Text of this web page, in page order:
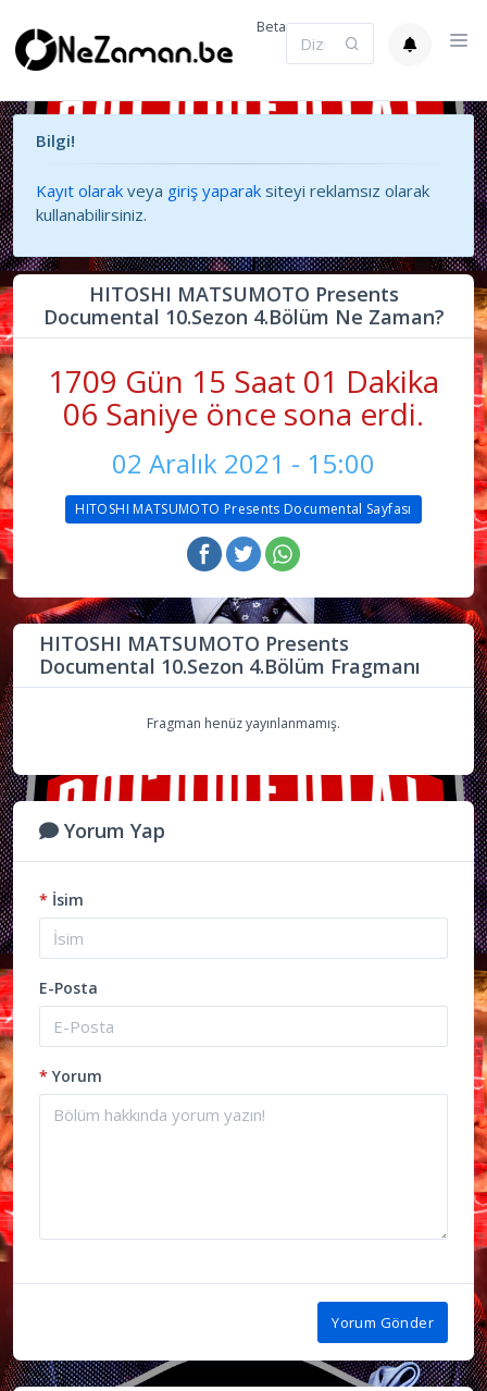
Beta
Bilgi!
Kayıt olarak veya giriş yaparak siteyi reklamsız olarak
kullanabilirsiniz.
HITOSHI MATSUMOTO Presents
Documental 10.Sezon 4.Bölüm Ne Zaman?
1709 Gün 15 Saat 01 Dakika
06 Saniye önce sona erdi.
02 Aralık 2021 - 15:00
HITOSHI MATSUMOTO Presents Documental Sayfası
HITOSHI MATSUMOTO Presents
Documental 10.Sezon 4.Bölüm Fragmanı
Fragman henüz yayınlanmamış.
Yorum Yap
* İsim
E-Posta
* Yorum
Yorum Gönder